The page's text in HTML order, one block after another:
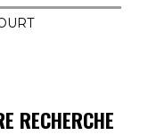
RECHERCHE